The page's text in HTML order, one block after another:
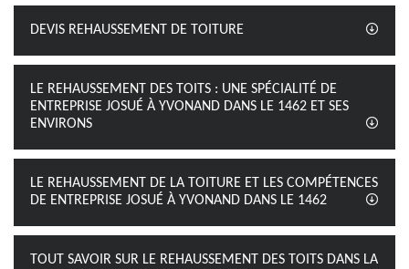
DEVIS REHAUSSEMENT DE TOITURE
LE REHAUSSEMENT DES TOITS : UNE SPÉCIALITÉ DE
ENTREPRISE JOSUÉ À YVONAND DANS LE 1462 ET SES
ENVIRONS
LE REHAUSSEMENT DE LA TOITURE ET LES COMPÉTENCES
DE ENTREPRISE JOSUÉ À YVONAND DANS LE 1462
TOUT SAVOIR SUR LE REHAUSSEMENT DES TOITS DANS LA